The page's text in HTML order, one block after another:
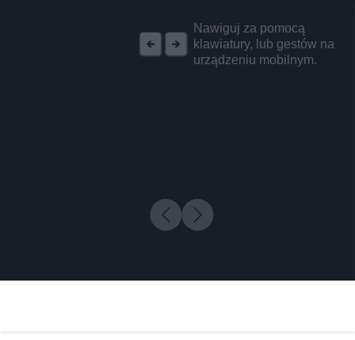
Nawiguj za pomocą
klawiatury, lub gestów na
urządzeniu mobilnym.